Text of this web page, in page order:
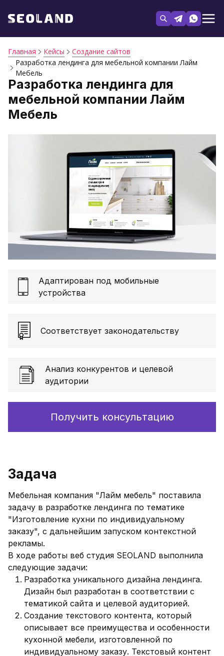
Главная Кейсы
Создание сайтов
Разработка лендинга для мебельной компании Лайм
Мебель
Разработка лендинга для
мебельной компании Лайм
Мебель
Адаптирован под мобильные
устройства
Соответствует законодательству
Анализ конкурентов и целевой
аудитории
Получить консультацию
Задача
Мебельная компания "Лайм мебель" поставила
задачу в разработке лендинга по тематике
"Изготовление кухни по индивидуальному
заказу", с дальнейшим запуском контекстной
рекламы.
В ходе работы веб студия SEOLAND выполнила
следующие задачи:
Разработка уникального дизайна лендинга.
Дизайн был разработан в соответствии с
тематикой сайта и целевой аудиторией.
Создание текстового контента, который
описывает все преимущества и особенности
кухонной мебели, изготовленной по
индивидуальному заказу. Текстовый контент